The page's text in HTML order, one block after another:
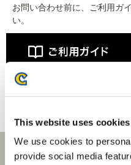
This website uses cookies
We use cookies to
provide social media
お問い合わせ前に、ご利用ガ
い。
ご利用情報